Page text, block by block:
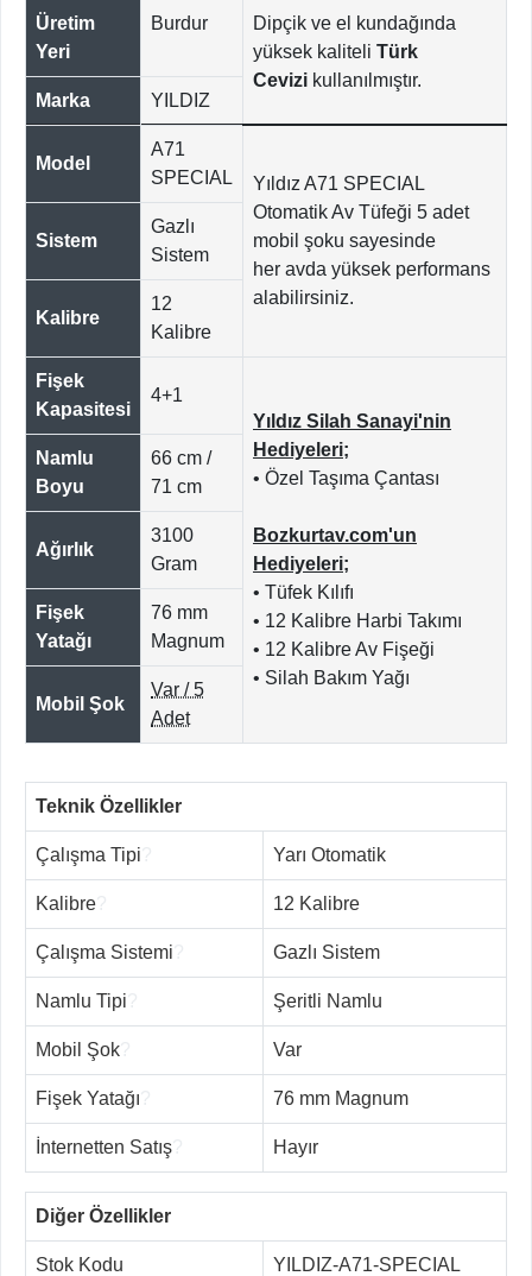
Üretim
Yeri
Burdur
Dipçik ve el kundağında
yüksek kaliteli Türk
Cevizi kullanılmıştır.
Marka
YILDIZ
Model
A71
SPECIAL
Yıldız A71 SPECIAL
Otomatik Av Tüfeği 5 adet
mobil şoku sayesinde
her avda yüksek performans
alabilirsiniz.
Sistem
Gazlı
Sistem
Kalibre
12
Kalibre
Fişek
Kapasitesi
4+1
Yıldız Silah Sanayi'nin
Hediyeleri;
• Özel Taşıma Çantası
Bozkurtav.com'un
Hediyeleri;
• Tüfek Kılıfı
• 12 Kalibre Harbi Takımı
• 12 Kalibre Av Fişeği
• Silah Bakım Yağı
Namlu
Boyu
66 cm /
71 cm
Ağırlık
3100
Gram
Fişek
Yatağı
76 mm
Magnum
Mobil Şok
Var / 5
Adet
Teknik Özellikler
Çalışma Tipi Yarı Otomatik
Kalibre 12 Kalibre
Çalışma Sistemi Gazlı Sistem
Namlu Tipi Şeritli Namlu
Mobil Şok Var
Fişek Yatağı 76 mm Magnum
İnternetten Satış Hayır
Diğer Özellikler
Stok Kodu YILDIZ-A71-SPECIAL